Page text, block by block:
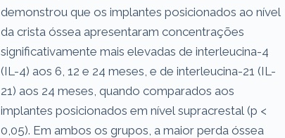
demonstrou que os implantes posicionados ao nível
da crista óssea apresentaram concentrações
significativamente mais elevadas de interleucina-4
(IL-4) aos 6, 12 e 24 meses, e de interleucina-21 (IL-
21) aos 24 meses, quando comparados aos
implantes posicionados em nível supracrestal (p <
0,05). Em ambos os grupos, a maior perda óssea